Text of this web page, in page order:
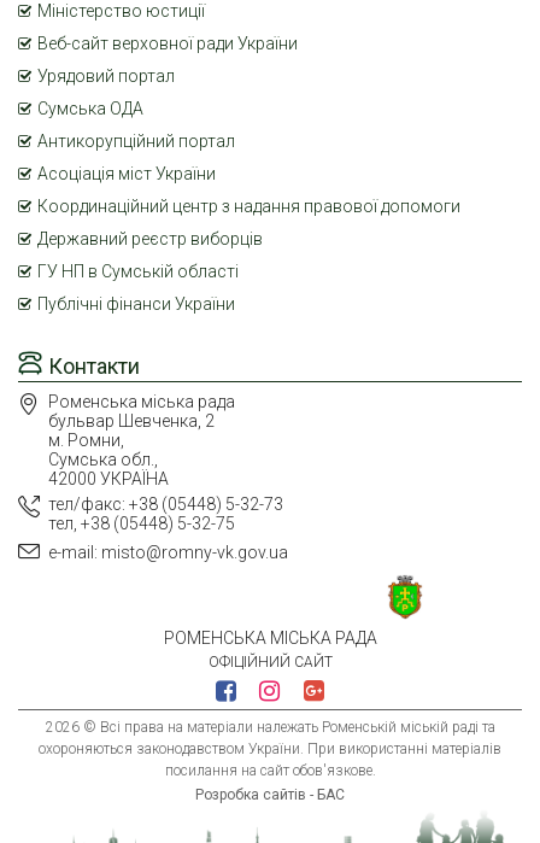
РОМЕНСЬКА МІСЬКА РАДА
ОФІЦІЙНИЙ САЙТ
2026 © Всі права на матеріали належать Роменській міській раді та
охороняються законодавством України. При використанні матеріалів
посилання на сайт обов'язкове.
Розробка сайтів - БАС
Контакти
Роменська міська рада
бульвар Шевченка, 2
м. Ромни,
Сумська обл.,
42000 УКРАЇНА
тел/факс: +38 (05448) 5-32-73
тел, +38 (05448) 5-32-75
e-mail: misto@romny-vk.gov.ua
Міністерство юстиції
Веб-сайт верховної ради України
Урядовий портал
Сумська ОДА
Антикорупційний портал
Асоціація міст України
Координаційний центр з надання правової допомоги
Державний реєстр виборців
ГУ НП в Сумській області
Публічні фінанси України